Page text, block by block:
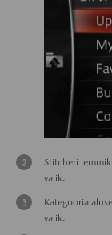
Stitcheri
valik.
Kategooria
valik.